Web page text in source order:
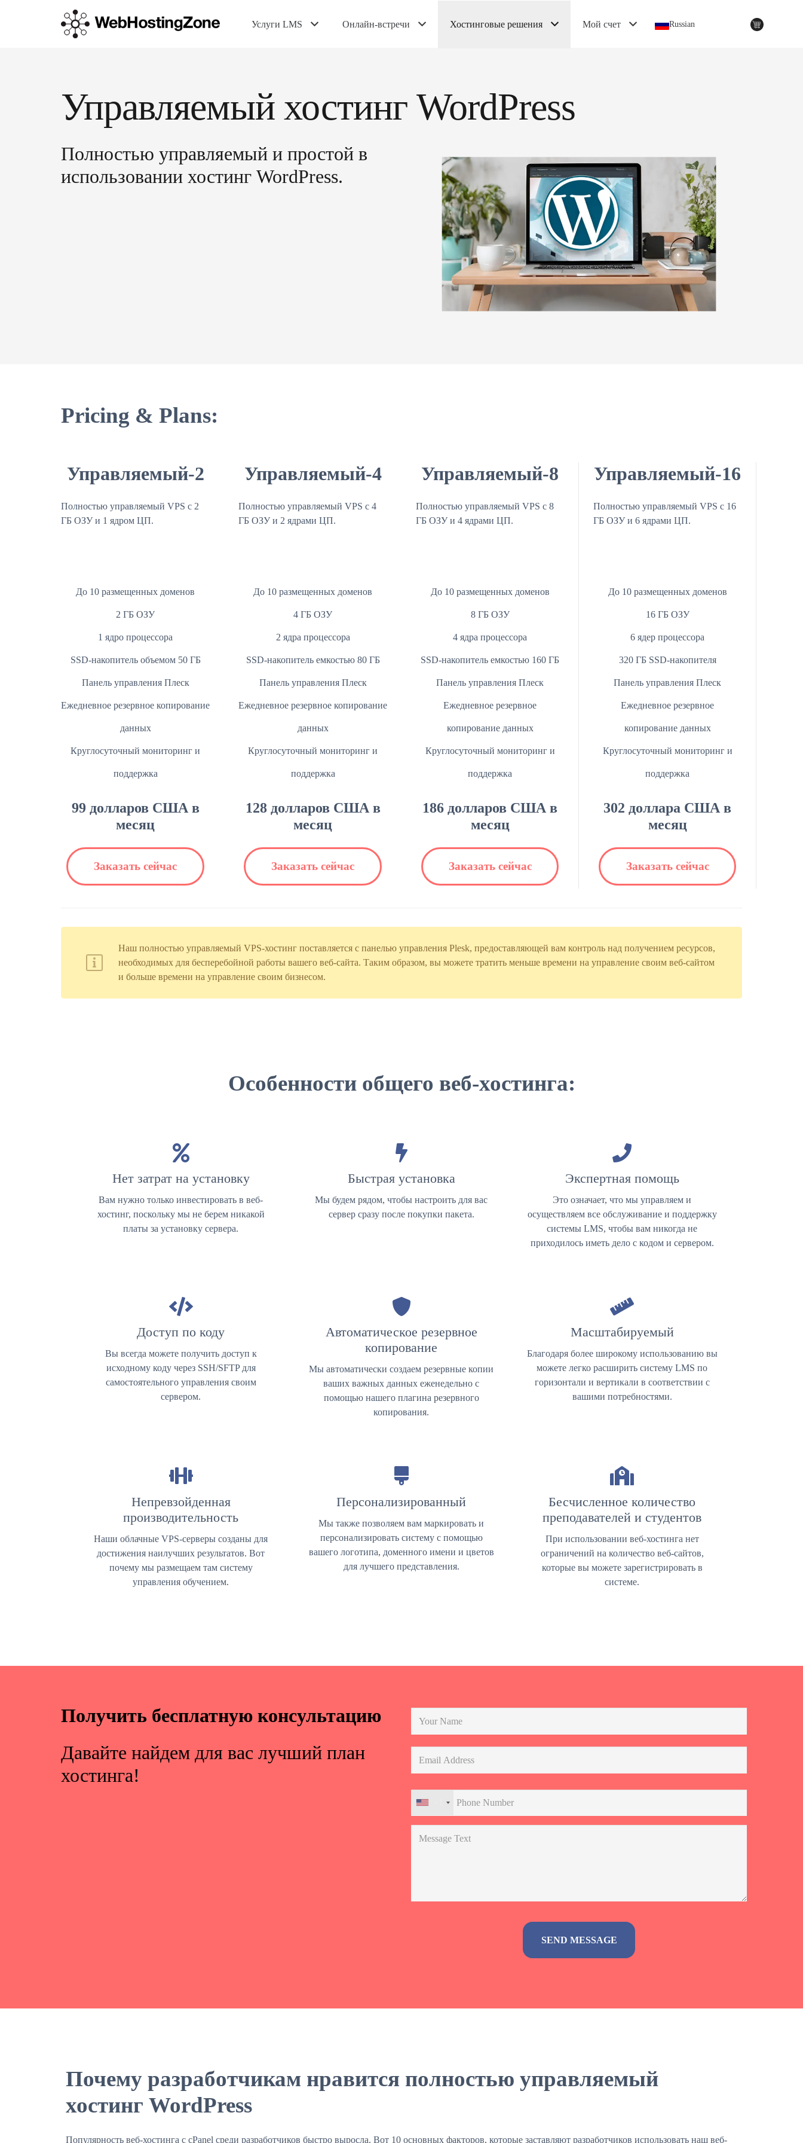
Услуги LMS Онлайн-встречи Хостинговые решения Мой счет Russian
Управляемый хостинг WordPress
Полностью управляемый и простой в
использовании хостинг WordPress.
Pricing & Plans:
Управляемый-2
Полностью управляемый VPS с 2
ГБ ОЗУ и 1 ядром ЦП.
До 10 размещенных доменов
2 ГБ ОЗУ
1 ядро процессора
SSD-накопитель объемом 50 ГБ
Панель управления Плеск
Ежедневное резервное копирование
данных
Круглосуточный мониторинг и
поддержка
99 долларов США в
месяц
Заказать сейчас
Управляемый-4
Полностью управляемый VPS с 4
ГБ ОЗУ и 2 ядрами ЦП.
До 10 размещенных доменов
4 ГБ ОЗУ
2 ядра процессора
SSD-накопитель емкостью 80 ГБ
Панель управления Плеск
Ежедневное резервное копирование
данных
Круглосуточный мониторинг и
поддержка
128 долларов США в
месяц
Заказать сейчас
Управляемый-8
Полностью управляемый VPS с 8
ГБ ОЗУ и 4 ядрами ЦП.
До 10 размещенных доменов
8 ГБ ОЗУ
4 ядра процессора
SSD-накопитель емкостью 160 ГБ
Панель управления Плеск
Ежедневное резервное
копирование данных
Круглосуточный мониторинг и
поддержка
186 долларов США в
месяц
Заказать сейчас
Управляемый-16
Полностью управляемый VPS с 16
ГБ ОЗУ и 6 ядрами ЦП.
До 10 размещенных доменов
16 ГБ ОЗУ
6 ядер процессора
320 ГБ SSD-накопителя
Панель управления Плеск
Ежедневное резервное
копирование данных
Круглосуточный мониторинг и
поддержка
302 доллара США в
месяц
Заказать сейчас
Наш полностью управляемый VPS-хостинг поставляется с панелью управления Plesk, предоставляющей вам контроль над получением ресурсов,
необходимых для бесперебойной работы вашего веб-сайта. Таким образом, вы можете тратить меньше времени на управление своим веб-сайтом
и больше времени на управление своим бизнесом.
Особенности общего веб-хостинга:
Нет затрат на установку
Вам нужно только инвестировать в веб-
хостинг, поскольку мы не берем никакой
платы за установку сервера.
Быстрая установка
Мы будем рядом, чтобы настроить для вас
сервер сразу после покупки пакета.
Экспертная помощь
Это означает, что мы управляем и
осуществляем все обслуживание и поддержку
системы LMS, чтобы вам никогда не
приходилось иметь дело с кодом и сервером.
Доступ по коду
Вы всегда можете получить доступ к
исходному коду через SSH/SFTP для
самостоятельного управления своим
сервером.
Автоматическое резервное
копирование
Мы автоматически создаем резервные копии
ваших важных данных еженедельно с
помощью нашего плагина резервного
копирования.
Масштабируемый
Благодаря более широкому использованию вы
можете легко расширить систему LMS по
горизонтали и вертикали в соответствии с
вашими потребностями.
Непревзойденная
производительность
Наши облачные VPS-серверы созданы для
достижения наилучших результатов. Вот
почему мы размещаем там систему
управления обучением.
Персонализированный
Мы также позволяем вам маркировать и
персонализировать систему с помощью
вашего логотипа, доменного имени и цветов
для лучшего представления.
Бесчисленное количество
преподавателей и студентов
При использовании веб-хостинга нет
ограничений на количество веб-сайтов,
которые вы можете зарегистрировать в
системе.
Получить бесплатную консультацию
Давайте найдем для вас лучший план
хостинга!
Почему разработчикам нравится полностью управляемый
хостинг WordPress
Популярность веб-хостинга с cPanel среди разработчиков быстро выросла. Вот 10 основных факторов, которые заставляют разработчиков использовать наш веб-